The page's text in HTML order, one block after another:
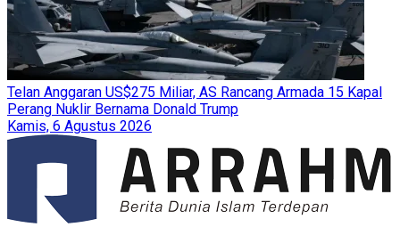
Telan Anggaran US$275 Miliar, AS Rancang Armada 15 Kapal
Perang Nuklir Bernama Donald Trump
Kamis, 6 Agustus 2026